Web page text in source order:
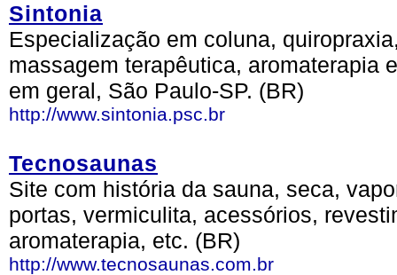
Sintonia
Especialização em coluna,
massagem terapêutica, aromaterapia
em geral, São Paulo-SP. (BR)
http://www.sintonia.psc.br
Tecnosaunas
Site com história da sauna, seca,
portas, vermiculita, acessórios,
aromaterapia, etc. (BR)
http://www.tecnosaunas.com.br